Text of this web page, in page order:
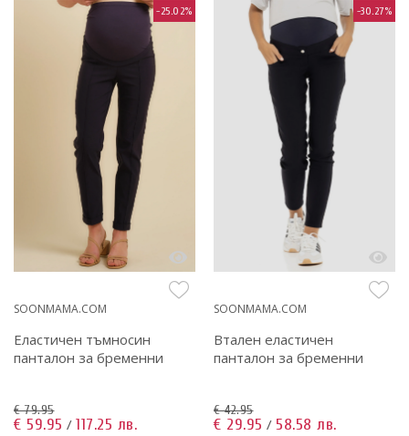
-25.02%
SOONMAMA.COM
Еластичен тъмносин
панталон за бременни
€ 79.95
€ 59.95 / 117.25 лв.
-30.27%
SOONMAMA.COM
Втален еластичен
панталон за бременни
€ 42.95
€ 29.95 / 58.58 лв.